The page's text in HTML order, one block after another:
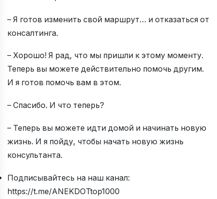
– Я готов изменить свой маршрут… и отказаться от
консалтинга.
– Хорошо! Я рад, что мы пришли к этому моменту.
Теперь вы можете действительно помочь другим.
И я готов помочь вам в этом.
– Спасибо. И что теперь?
– Теперь вы можете идти домой и начинать новую
жизнь. И я пойду, чтобы начать новую жизнь
консультанта.
Подписывайтесь на наш канал:
https://t.me/ANEKDOTtop1000